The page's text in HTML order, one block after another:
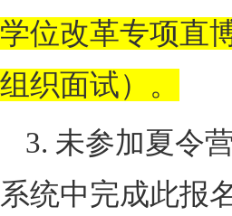
学位改革专项直
组织面试）。
3. 未参加夏令
系统中完成此报